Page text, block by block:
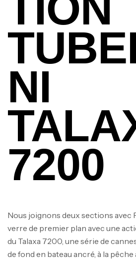
NI
7200
Nous joignons deux sections avec
verre de premier plan avec une
du Talaxa 7200, une série de
de fond en bateau ancré, à la pêche